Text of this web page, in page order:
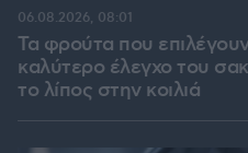
Τα φρούτα που
καλύτερο έλεγχο του
το λίπος στην κοιλιά
06.08.2026, 08:01